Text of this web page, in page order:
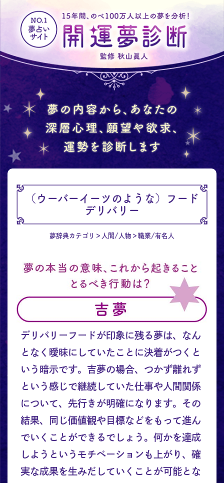
（ウーバーイーツのような）フード
デリバリー
夢辞典カテゴリ 人間/人物 職業/有名人
デリバリーフードが印象に残る夢は、なん
となく曖昧にしていたことに決着がつくと
いう暗示です。吉夢の場合、つかず離れず
という感じで継続していた仕事や人間関係
について、先行きが明確になります。その
結果、同じ価値観や目標などをもって進ん
でいくことができるでしょう。何かを達成
しようというモチベーションも上がり、確
実な成果を生みだしていくことが可能とな